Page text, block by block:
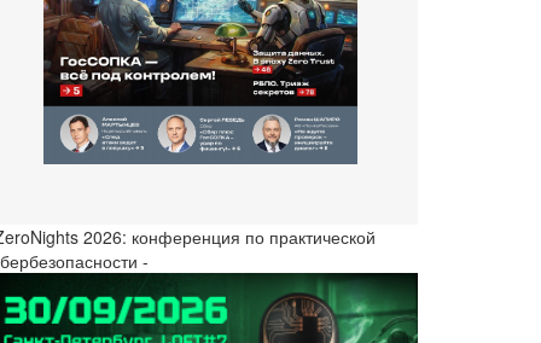
2026: конференция по практической
-